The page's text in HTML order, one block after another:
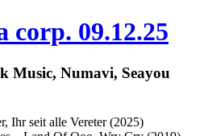
corp. 09.12.25
Music, Numavi, Seayou
Ihr seit alle Vereter (2025)